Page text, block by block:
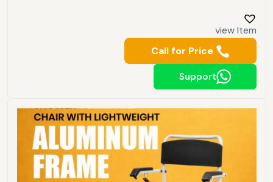
view Item
Call for Price
Support